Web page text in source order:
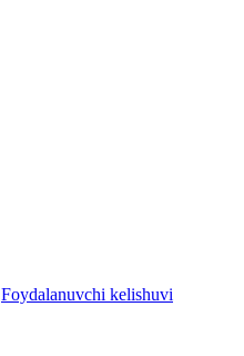
Foydalanuvchi kelishuvi